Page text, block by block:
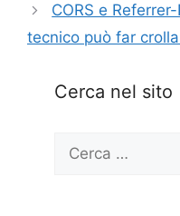
CORS e
tecnico può far
Cerca nel sito
Ricerca